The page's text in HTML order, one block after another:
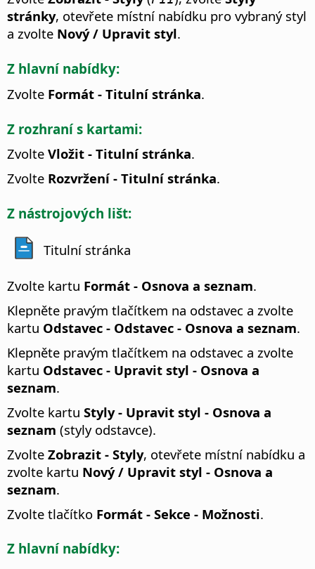
stránky, otevřete místní nabídku pro vybraný styl
a zvolte Nový / Upravit styl.
Z hlavní nabídky:
Zvolte Formát - Titulní stránka.
Z rozhraní s kartami:
Zvolte Vložit - Titulní stránka.
Zvolte Rozvržení - Titulní stránka.
Z nástrojových lišt:
Titulní stránka
Zvolte kartu Formát - Osnova a seznam.
Klepněte pravým tlačítkem na odstavec a zvolte
kartu Odstavec - Odstavec - Osnova a seznam.
Klepněte pravým tlačítkem na odstavec a zvolte
kartu Odstavec - Upravit styl - Osnova a
seznam.
Zvolte kartu Styly - Upravit styl - Osnova a
seznam (styly odstavce).
Zvolte Zobrazit - Styly, otevřete místní nabídku a
zvolte kartu Nový / Upravit styl - Osnova a
seznam.
Zvolte tlačítko Formát - Sekce - Možnosti.
Z hlavní nabídky: